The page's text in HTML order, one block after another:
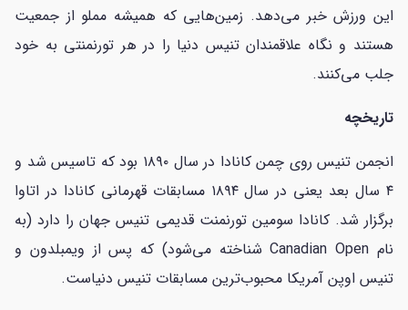
این ورزش خبر می‌دهد. زمین‌هایی که همیشه مملو از جمعیت
هستند و نگاه علاقمندان تنیس دنیا را در هر تورنمنتی به خود
جلب می‌کنند.
تاریخچه
انجمن تنیس روی چمن کانادا در سال ۱۸۹۰ بود که تاسیس شد و
۴ سال بعد یعنی در سال ۱۸۹۴ مسابقات قهرمانی کانادا در اتاوا
برگزار شد. کانادا سومین تورنمنت قدیمی تنیس جهان را دارد (به
نام Canadian Open شناخته می‌شود) که پس از ویمبلدون و
تنیس اوپن آمریکا محبوب‌ترین مسابقات تنیس دنیاست.